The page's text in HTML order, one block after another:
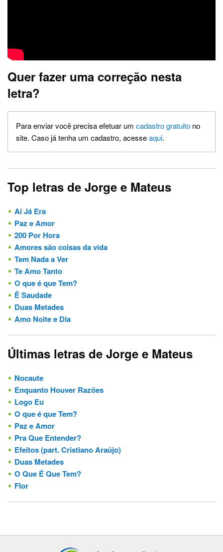
Quer fazer uma correção nesta
letra?
Para enviar você precisa efetuar um cadastro gratuito no
site. Caso já tenha um cadastro, acesseaqui.
Top letras de Jorge e Mateus
Aí Já Era
Paz e Amor
200 Por Hora
Amores são coisas da vida
Tem Nada a Ver
Te Amo Tanto
O que é que Tem?
Ê Saudade
Duas Metades
Amo Noite e Dia
Últimas letras de Jorge e Mateus
Nocaute
Enquanto Houver Razões
Logo Eu
O que é que Tem?
Paz e Amor
Pra Que Entender?
Efeitos (part. Cristiano Araújo)
Duas Metades
O Que É Que Tem?
Flor